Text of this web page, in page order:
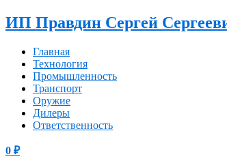
ИП Правдин Сергей
Главная
Технология
Промышленность
Транспорт
Оружие
Дилеры
Ответственность
0 ₽